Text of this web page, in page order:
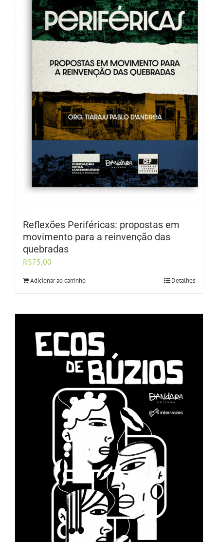
Reflexões Periféricas: propostas em
movimento para a reinvenção das
quebradas
R$75,00
Adicionar ao carrinho Detalhes